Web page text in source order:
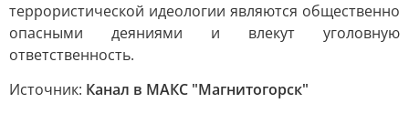
террористической идеологии являются общественно
опасными деяниями и влекут уголовную
ответственность.
Источник: Канал в МАКС "Магнитогорск"